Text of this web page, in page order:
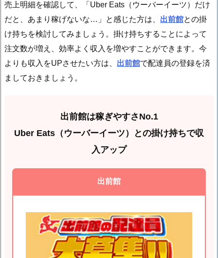
売上明細を確認して、「Uber Eats（ウーバーイーツ）だけ
だと、あまり稼げないな…」と感じた方は、 出前館との掛
け持ちを検討してみましょう。掛け持ちすることによって
注文数が増え、効率よく収入を増やすことができます。今
よりも収入をUPさせたい方は、 出前館で配達員の登録を済
ましておきましょう。
出前館は稼ぎやすさNo.1
Uber Eats（ウーバーイーツ）との掛け持ちで収
入アップ
出前館